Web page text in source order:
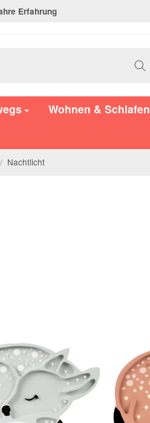
Erfahrung
Wohnen & Schlafen
/ Nachtlicht